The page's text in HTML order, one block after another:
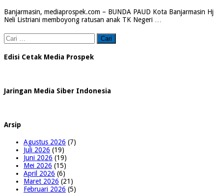
Banjarmasin, mediaprospek.com – BUNDA PAUD Kota Banjarmasin Hj
Neli Listriani memboyong ratusan anak TK Negeri …
Cari
untuk:
Edisi Cetak Media Prospek
Jaringan Media Siber Indonesia
Arsip
Agustus 2026 (7)
Juli 2026 (19)
Juni 2026 (19)
Mei 2026 (15)
April 2026 (6)
Maret 2026 (21)
Februari 2026 (5)